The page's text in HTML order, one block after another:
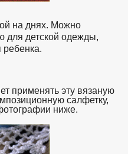
на днях. Можно
для детской одежды,
ребенка.
применять эту вязаную
салфетку,
ниже.